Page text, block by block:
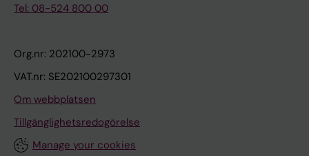
Tel: 08-524 800 00
Org.nr: 202100-2973
VAT.nr: SE202100297301
Om webbplatsen
Tillgänglighetsredogörelse
Manage your cookies